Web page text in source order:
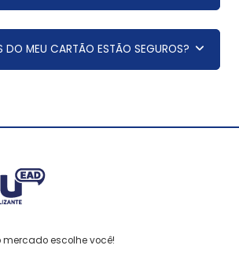
MEU CARTÃO ESTÃO SEGUROS?
mercado escolhe você!